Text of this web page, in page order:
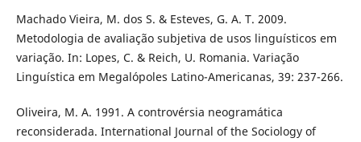
Machado Vieira, M. dos S. & Esteves, G. A. T. 2009.
Metodologia de avaliação subjetiva de usos linguísticos em
variação. In: Lopes, C. & Reich, U. Romania. Variação
Linguística em Megalópoles Latino-Americanas, 39: 237-266.
Oliveira, M. A. 1991. A controvérsia neogramática
reconsiderada. International Journal of the Sociology of